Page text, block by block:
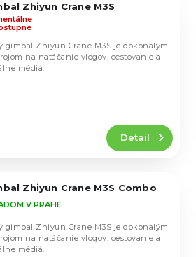
Zhiyun Crane M3S
Detail
gimbal Zhiyun Crane M3S je dokonalým
na natáčanie vlogov, cestovanie a
médiá.
Zhiyun Crane M3S Combo
V PRAHE
gimbal Zhiyun Crane M3S je dokonalým
na natáčanie vlogov, cestovanie a
médiá.